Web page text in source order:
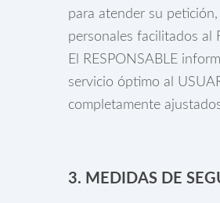
para atender su
personales facilitados al
El RESPONSABLE
servicio óptimo al
completamente
3. MEDIDAS DE